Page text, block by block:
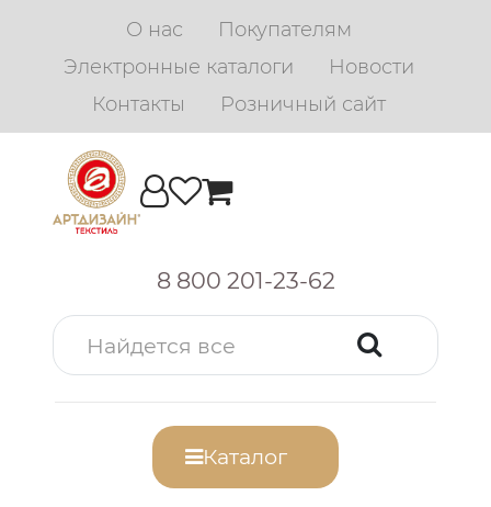
О нас
Покупателям
Электронные каталоги
Новости
Контакты
Розничный сайт
8 800 201-23-62
Каталог